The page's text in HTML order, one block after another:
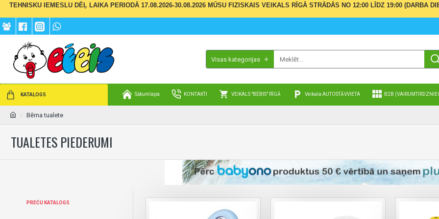
TEHNISKU IEMESLU DĒĻ LAIKA PERIODĀ 17.08.2026-30.08.2026 MŪSU FIZISKAIS VEIKALS RĪGĀ STRĀDĀS NO 12:00 LĪDZ 19:00 (DARBA
Visas kategorijas
KATALOGS Sākumlapa KONTAKTI VEIKALS "BĒBIS" RĪGĀ Veikala AUTOSTĀVVIETA B2B
Bērna tualete
TUALETES PIEDERUMI
PREČU KATALOGS